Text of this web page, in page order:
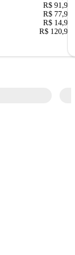
R$ 91,90
R$ 77,90
R$ 14,90
R$ 120,90